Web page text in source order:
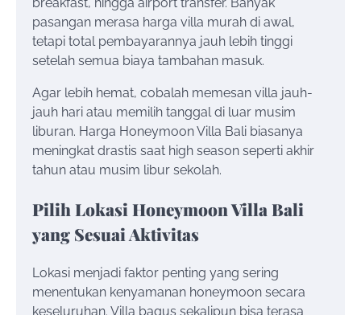
breakfast, hingga airport transfer. Banyak
pasangan merasa harga villa murah di awal,
tetapi total pembayarannya jauh lebih tinggi
setelah semua biaya tambahan masuk.
Agar lebih hemat, cobalah memesan villa jauh-
jauh hari atau memilih tanggal di luar musim
liburan. Harga Honeymoon Villa Bali biasanya
meningkat drastis saat high season seperti akhir
tahun atau musim libur sekolah.
Pilih Lokasi Honeymoon Villa Bali
yang Sesuai Aktivitas
Lokasi menjadi faktor penting yang sering
menentukan kenyamanan honeymoon secara
keseluruhan. Villa bagus sekalipun bisa terasa